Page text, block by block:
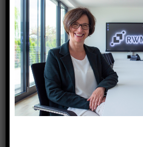
mindernd berücksichtigt, sodass
Vorteil geringer ausfiel. Er wurde
Regelung berechnet.
Nach einer
Finanzamtes forderte dieses für
Lohnsteuer nach. Das
erfolglos. Der Arbeitgeber klagte
Finanzgericht. In erster Instanz
Finanzgericht Köln der Klage